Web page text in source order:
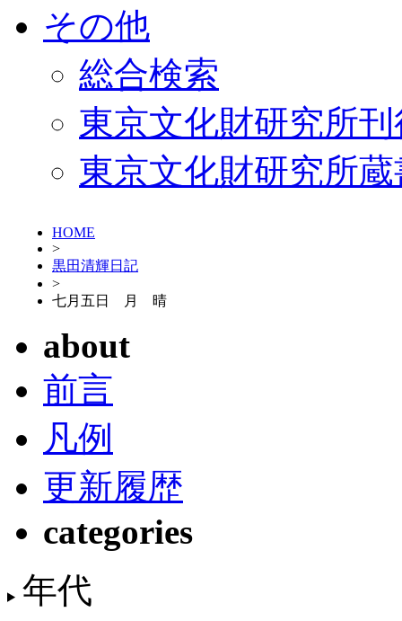
その他
総合検索
東京文化財研究所
東京文化財研究所
HOME
>
黒田清輝日記
>
七月五日 月 晴
about
前言
凡例
更新履歴
categories
年代